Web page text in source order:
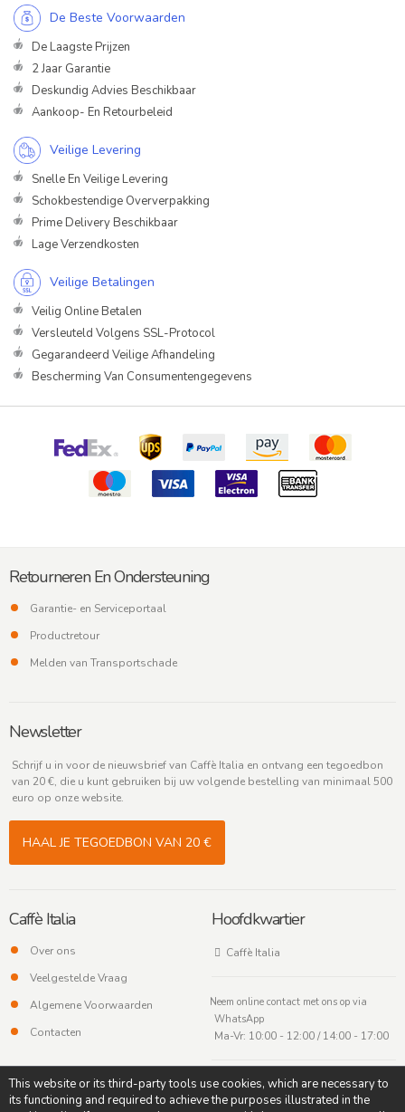
De Beste Voorwaarden
De Laagste Prijzen
2 Jaar Garantie
Deskundig Advies Beschikbaar
Aankoop- En Retourbeleid
Veilige Levering
Snelle En Veilige Levering
Schokbestendige Oververpakking
Prime Delivery Beschikbaar
Lage Verzendkosten
Veilige Betalingen
Veilig Online Betalen
Versleuteld Volgens SSL-Protocol
Gegarandeerd Veilige Afhandeling
Bescherming Van Consumentengegevens
Retourneren En Ondersteuning
Garantie- en Serviceportaal
Productretour
Melden van Transportschade
Newsletter
Schrijf u in voor de nieuwsbrief van Caffè Italia en ontvang een tegoedbon
van 20 €, die u kunt gebruiken bij uw volgende bestelling van minimaal 500
euro op onze website.
HAAL JE TEGOEDBON VAN 20 €
Caffè Italia
Over ons
Veelgestelde Vraag
Algemene Voorwaarden
Contacten
Hoofdkwartier
Caffè Italia
Neem online contact met ons op via
WhatsApp
Ma-Vr: 10:00 - 12:00 / 14:00 - 17:00
This website or its third-party tools use cookies, which are necessary to
its functioning and required to achieve the purposes illustrated in the